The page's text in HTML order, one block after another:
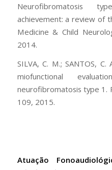
Neurofibromatosis
achievement: a review of
Medicine & Child
2014.
SILVA, C. M.; SANTOS, C.
miofunctional
neurofibromatosis type 1.
109, 2015.
Atuação